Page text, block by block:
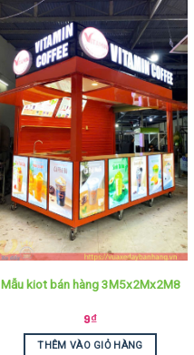
Mẫu kiot bán hàng 3M5x2Mx2M8
9₫
THÊM VÀO GIỎ HÀNG